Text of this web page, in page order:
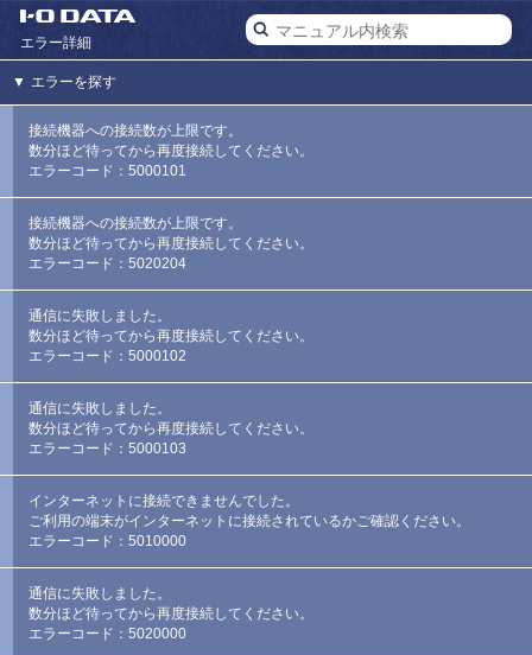
エラー詳細
▼ エラーを探す
接続機器への接続数が上限です。
数分ほど待ってから再度接続してください。
エラーコード：5000101
接続機器への接続数が上限です。
数分ほど待ってから再度接続してください。
エラーコード：5020204
通信に失敗しました。
数分ほど待ってから再度接続してください。
エラーコード：5000102
通信に失敗しました。
数分ほど待ってから再度接続してください。
エラーコード：5000103
インターネットに接続できませんでした。
ご利用の端末がインターネットに接続されているかご確認ください。
エラーコード：5010000
通信に失敗しました。
数分ほど待ってから再度接続してください。
エラーコード：5020000